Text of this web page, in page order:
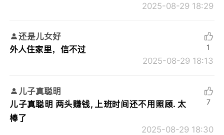
2025-08-29 18:29
还是儿女好
外人住家里，信不过
2025-08-29 18:13
1
儿子真聪明
儿子真聪明 两头赚钱, 上班时间还不用照顾. 太
棒了
2025-08-29 18:30
7